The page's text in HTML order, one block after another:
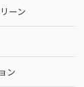
ーン
ン